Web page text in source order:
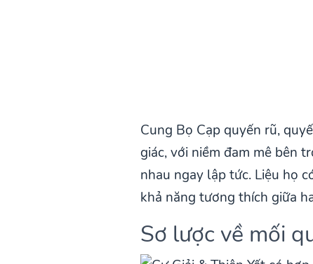
Cung Bọ Cạp quyến rũ,
giác, với niềm đam mê bên
nhau ngay lập tức. Liệu họ
khả năng tương thích giữa
Sơ lược về mối